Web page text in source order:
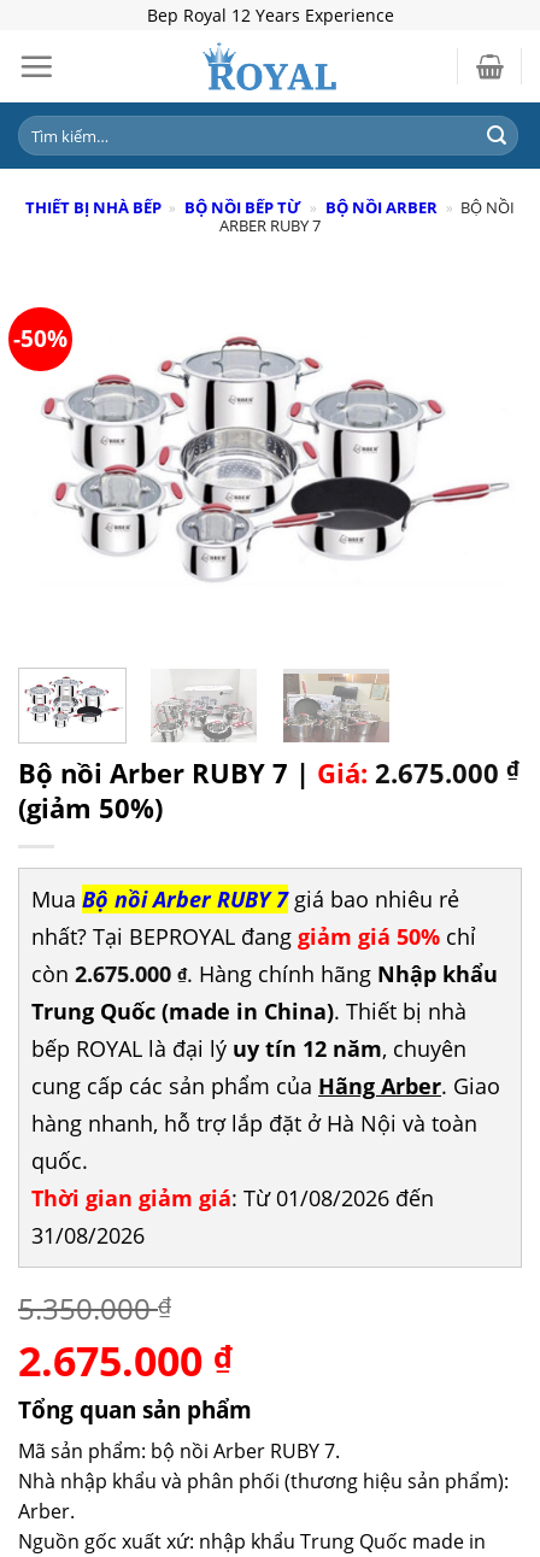
content
Bep Royal 12 Years Experience
Tìm
kiếm:
THIẾT BỊ NHÀ BẾP » BỘ NỒI BẾP TỪ » BỘ NỒI ARBER » BỘ NỒI
ARBER RUBY 7
-50%
Bộ nồi Arber RUBY 7 | Giá: 2.675.000 ₫
(giảm 50%)
Mua Bộ nồi Arber RUBY 7giá bao nhiêu rẻ
nhất? Tại BEPROYAL đang giảm giá 50% chỉ
còn 2.675.000 ₫. Hàng chính hãng Nhập khẩu
Trung Quốc (made in China). Thiết bị nhà
bếp ROYAL là đại lý uy tín 12 năm, chuyên
cung cấp các sản phẩm của Hãng Arber. Giao
hàng nhanh, hỗ trợ lắp đặt ở Hà Nội và toàn
quốc.
Thời gian giảm giá: Từ 01/08/2026 đến
31/08/2026
5.350.000₫
Giá
gốc
là:
5.350.000 ₫.
2.675.000 ₫Giá
tại
là:
2.675.000 ₫.
Tổng quan sản phẩm
Mã sản phẩm: bộ nồi Arber RUBY 7.
Nhà nhập khẩu và phân phối (thương hiệu sản phẩm):
Arber.
Nguồn gốc xuất xứ: nhập khẩu Trung Quốc made in